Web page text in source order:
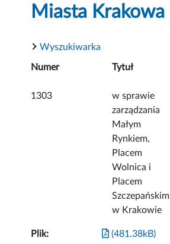
Miasta Krakowa
Wyszukiwarka
Numer Tytuł
1303
w sprawie
zarządzania
Małym
Rynkiem,
Placem
Wolnica i
Placem
Szczepańskim
w Krakowie
Plik: (481.38kB)